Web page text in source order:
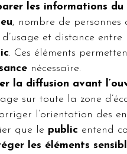
les informations du
, nombre de personnes
et distance
. Ces éléments
nécessaire.
la diffusion avant
sur toute la zone
l’orientation des
que le publicentend
les éléments